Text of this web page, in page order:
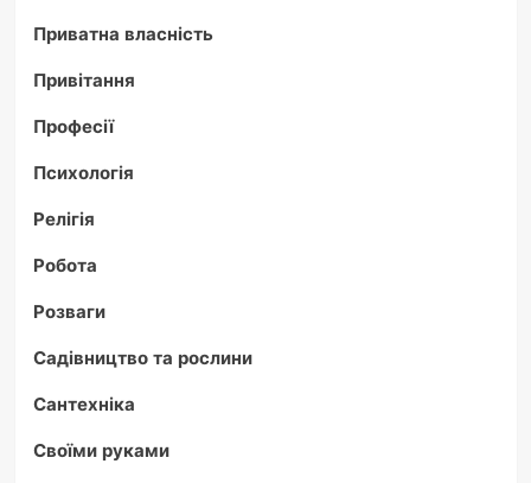
Приватна власність
Привітання
Професії
Психологія
Релігія
Робота
Розваги
Садівництво та рослини
Сантехніка
Своїми руками